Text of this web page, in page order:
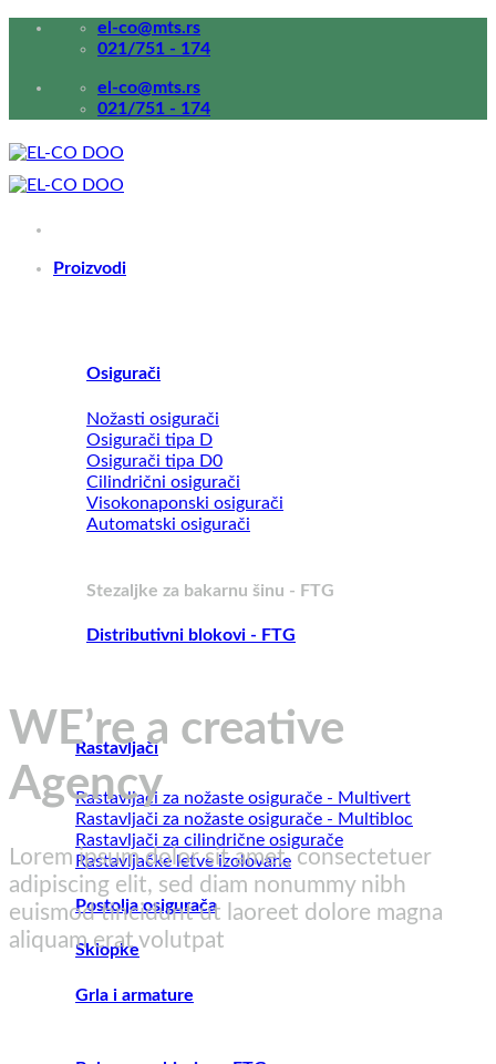
Прескочи
el-co@mts.rs
021/751 - 174
el-co@mts.rs
021/751 - 174
Proizvodi
Osigurači
Nožasti osigurači
Osigurači tipa D
Osigurači tipa D0
Cilindrični osigurači
Visokonaponski osigurači
Automatski osigurači
Stezaljke za bakarnu šinu - FTG
Distributivni blokovi - FTG
Rastavljači
Rastavljači za nožaste osigurače - Multivert
Rastavljači za nožaste osigurače - Multibloc
Rastavljači za cilindrične osigurače
Rastavljačke letve izolovane
Postolja osigurača
Sklopke
Grla i armature
WE’re a creative
Agency
Lorem ipsum dolor sit amet, consectetuer
adipiscing elit, sed diam nonummy nibh
euismod tincidunt ut laoreet dolore magna
aliquam erat volutpat